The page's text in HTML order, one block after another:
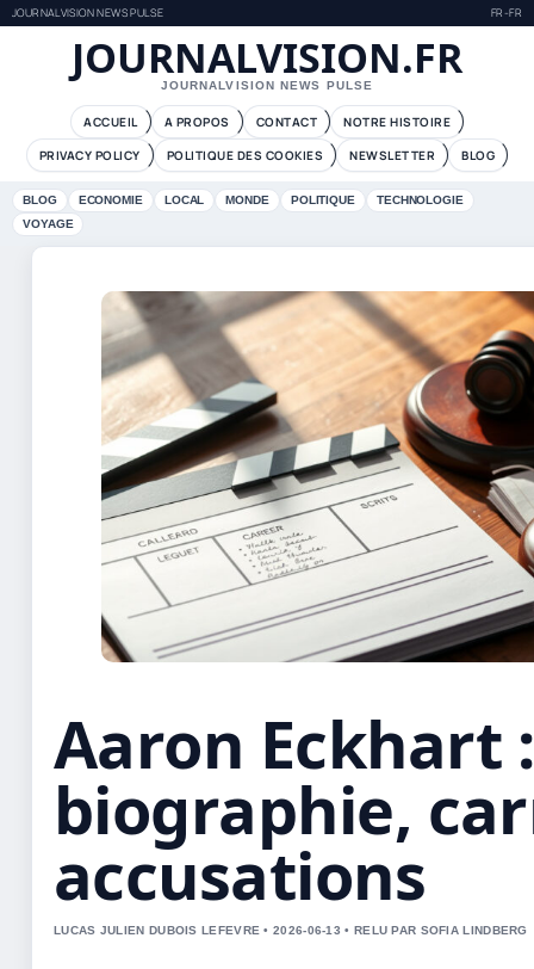
JOURNALVISION NEWS PULSE FR-FR
JOURNALVISION.FR
JOURNALVISION NEWS PULSE
ACCUEIL A PROPOS CONTACT
NOTRE HISTOIRE
PRIVACY POLICY
POLITIQUE DES COOKIES NEWSLETTER BLOG
BLOG ECONOMIE LOCAL MONDE POLITIQUE
TECHNOLOGIE
VOYAGE
Aaron Eckhart :
biographie,
accusations
LUCAS JULIEN DUBOIS LEFEVRE • 2026-06-13 • RELU PAR SOFIA LINDBERG